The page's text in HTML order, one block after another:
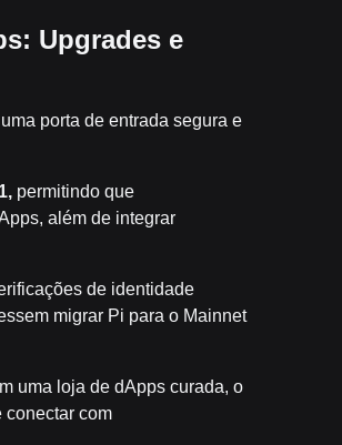
Upgrades e
porta de entrada segura e
permitindo que
além de integrar
de identidade
migrar Pi para o Mainnet
uma loja de dApps curada, o
conectar com